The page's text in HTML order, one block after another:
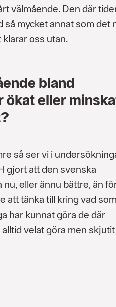
välmående. Den där
så mycket annat som det
oss utan.
bland
ökat eller
så ser vi i
gjort att den svenska
eller ännu bättre, än
att tänka till kring vad
har kunnat göra de där
velat göra men skjutit